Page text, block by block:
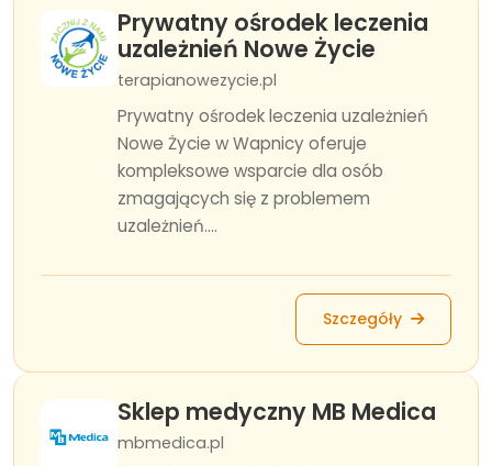
Prywatny ośrodek leczenia
uzależnień Nowe Życie
terapianowezycie.pl
Prywatny ośrodek leczenia uzależnień
Nowe Życie w Wapnicy oferuje
kompleksowe wsparcie dla osób
zmagających się z problemem
uzależnień....
Szczegóły
Sklep medyczny MB Medica
mbmedica.pl